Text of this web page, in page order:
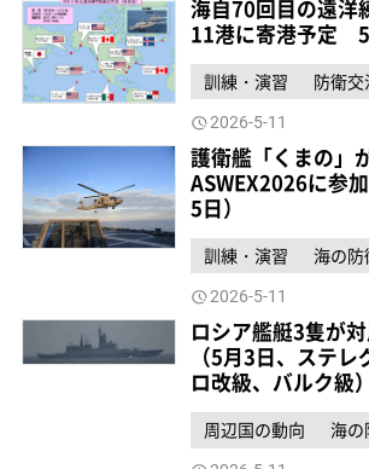
海自70回目の遠洋
11港に寄港予定
訓練・演習 防衛交
2026-5-11
護衛艦「くまの」
ASWEX2026に参
5日）
訓練・演習 海の防
2026-5-11
ロシア艦艇3隻が
（5月3日、ステ
ロ改級、バルク級）
周辺国の動向 海